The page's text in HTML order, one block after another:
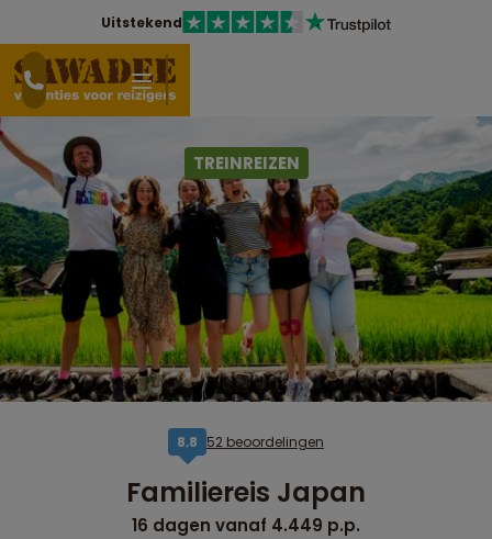
Uitstekend
TREINREIZEN
8,8 52 beoordelingen
Familiereis Japan
16 dagen vanaf 4.449 p.p.